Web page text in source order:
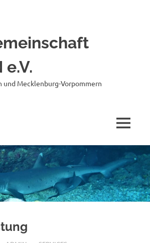
e.V.
und Mecklenburg-Vorpommern
MENÜ